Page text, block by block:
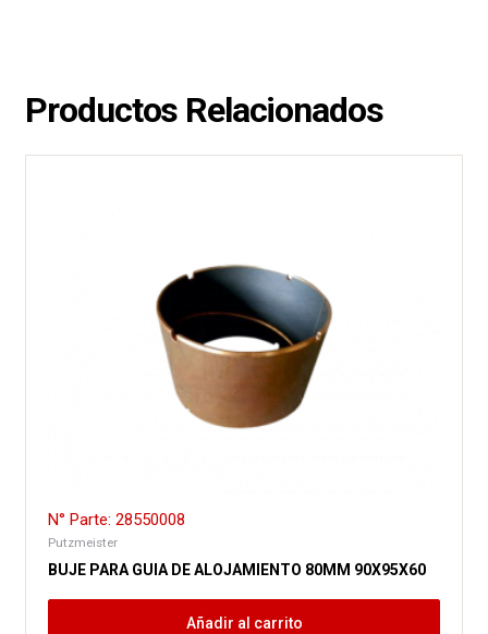
Productos Relacionados
N° Parte: 28550008
Putzmeister
BUJE PARA GUIA DE ALOJAMIENTO 80MM 90X95X60
Añadir al carrito